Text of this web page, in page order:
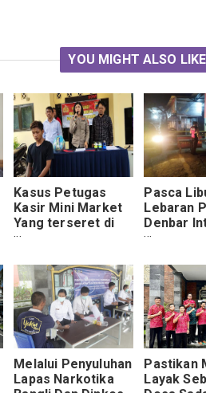
YOU MIGHT ALSO
Kasus Petugas
Kasir Mini Market
Yang terseret di
Tlogosari,
Akhirnya
Tertangkap
Pasca
Lebaran
Denbar
Patroli
Ditinggal
Melalui Penyuluhan
Lapas Narkotika
Pastikan
Layak